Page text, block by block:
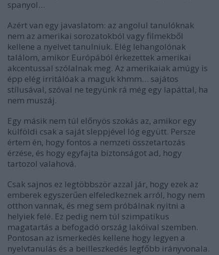
spanyol…
Azért van egy javaslatom: az angolul tanulóknak
nem az amerikai sorozatokból vagy filmekből
kellene a nyelvet tanulniuk. Elég lehangolónak
találom, amikor Európából érkezettek amerikai
akcentussal szólalnak meg. Az amerikaiak amúgy is
épp elég irritálóak a maguk khmm… sajátos
stílusával, szóval ne tegyünk rá még egy lapáttal, ha
nem muszáj.
Egy másik nem túl előnyös szokás az, amikor egy
külföldi csak a saját sleppjével lóg együtt. Persze
értem én, hogy fontos a nemzeti összetartozás
érzése, és hogy egyfajta biztonságot ad, hogy
tartozol valahová.
Csak sajnos ez legtöbbször azzal jár, hogy ezek az
emberek egyszerűen elfeledkeznek arról, hogy nem
otthon vannak, és meg sem próbálnak nyitni a
helyiek felé. Ez pedig nem túl szimpatikus
magatartás a befogadó ország lakóival szemben.
Pontosan az ismerkedés kellene hogy legyen a
nyelvtanulás és a beilleszkedés legfőbb irányvonala.